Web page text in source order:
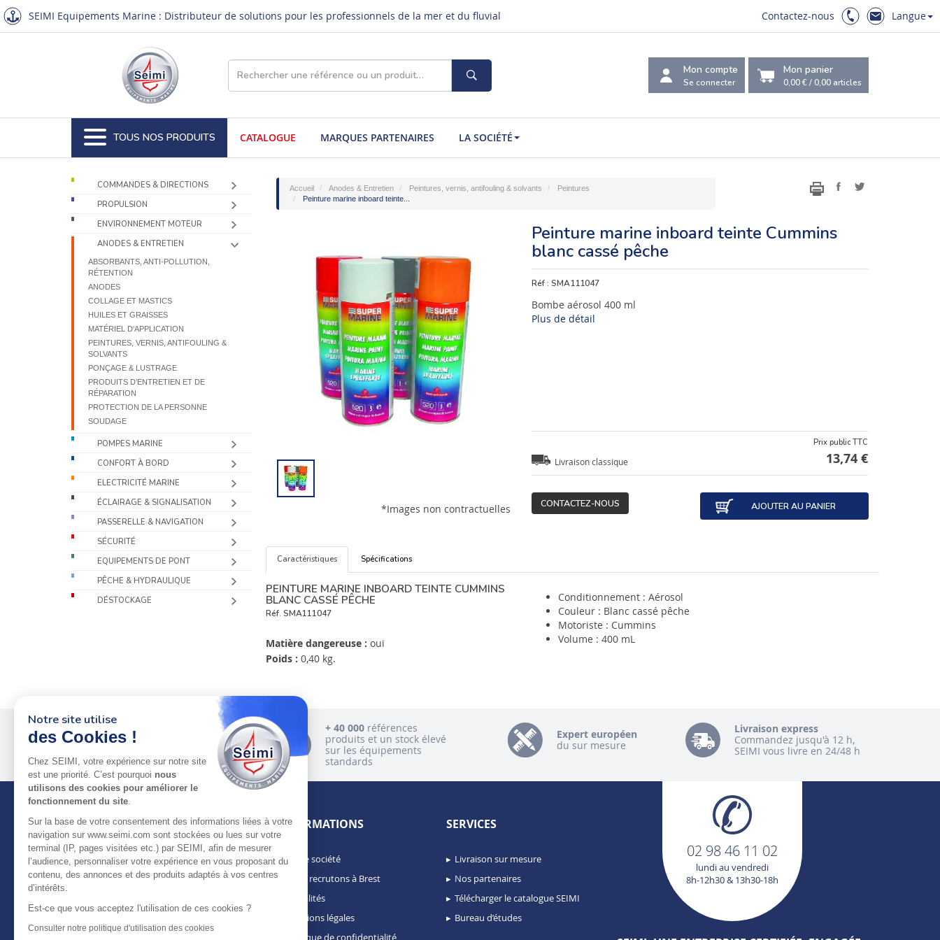
SEIMI Equipements Marine : Distributeur de solutions pour les professionnels de la mer et du fluvial Contactez-nous Langue
Mon compte
Se connecter
Mon panier
0,00 €/0,00 articles
TOUS NOS PRODUITS CATALOGUE MARQUES PARTENAIRES LA SOCIÉTÉ
COMMANDES & DIRECTIONS
PROPULSION
ENVIRONNEMENT MOTEUR
ANODES & ENTRETIEN
ABSORBANTS, ANTI-POLLUTION,
RÉTENTION
ANODES
COLLAGE ET MASTICS
HUILES ET GRAISSES
MATÉRIEL D'APPLICATION
PEINTURES, VERNIS, ANTIFOULING &
SOLVANTS
PONÇAGE & LUSTRAGE
PRODUITS D’ENTRETIEN ET DE
RÉPARATION
PROTECTION DE LA PERSONNE
SOUDAGE
POMPES MARINE
CONFORT À BORD
ELECTRICITÉ MARINE
ÉCLAIRAGE & SIGNALISATION
PASSERELLE & NAVIGATION
SÉCURITÉ
EQUIPEMENTS DE PONT
PÊCHE & HYDRAULIQUE
DÉSTOCKAGE
Accueil Anodes & Entretien Peintures, vernis, antifouling & solvants
Peintures
Peinture marine inboard teinte...
*Images non contractuelles
Peinture marine inboard teinte Cummins
blanc cassé pêche
Réf :SMA111047
Bombe aérosol 400 ml
Plus de détail
Livraison classique
Prix public TTC
13,74 €
CONTACTEZ-NOUS AJOUTER AU PANIER
Caractéristiques Spécifications
PEINTURE MARINE INBOARD TEINTE CUMMINS
BLANC CASSÉ PÊCHE
Réf. SMA111047
Matière dangereuse : oui
Poids : 0,40 kg.
Conditionnement : Aérosol
Couleur : Blanc cassé pêche
Motoriste : Cummins
Volume : 400 mL
Plus de 50 ans
au service
des pros
+ 40 000 références
produits et un stock élevé
sur les équipements
standards
Expert européen
du sur mesure
Livraison express
Commandez jusqu'à 12 h,
SEIMI vous livre en 24/48 h
À PROPOS DE SEIMI
Depuis plus de 50 ans, nous apportons des
chantiers de construction navale, de refit,
spécialisés, armateurs et entreprises de
INFORMATIONS
Notre société
Nous recrutons à Brest
Actualités
Mentions légales
Politique de confidentialité
SERVICES
Livraison sur mesure
Nos partenaires
Télécharger le catalogue SEIMI
Bureau d’études
02 98 46 11 02
lundi au vendredi
8h-12h30 & 13h30-18h
Notre site utilise
des Cookies !
Chez SEIMI, votre expérience sur notre site
est une priorité. C’est pourquoi nous
utilisons des cookies pour améliorer le
fonctionnement du site.
Sur la base de votre consentement des informations liées à votre
navigation sur www.seimi.com sont stockées ou lues sur votre
terminal (IP, pages visitées etc.) par SEIMI, afin de mesurer
l’audience, personnaliser votre expérience en vous proposant du
contenu, des annonces et des produits adaptés à vos centres
d’intérêts.
Est-ce que vous acceptez l'utilisation de ces cookies ?
Consulter notre politique d'utilisation des cookies